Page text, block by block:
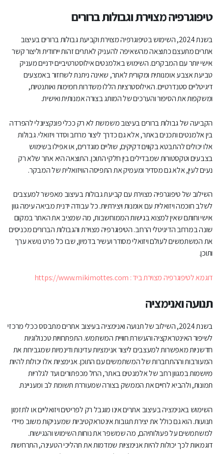
טיפוגרפיה מצוירת וגבולות ברורים
בשנת 2024, השימוש בטיפוגרפיה מצוירת וקביעת גבולות ברורים בעיצוב
אתרים מתעצם כתוצאה מהשאיפה להעניק לאתרים זהות ייחודית וליצור קשר
אישי יותר עם המבקרים. השימוש באלמנטים אילוסטרטיביים ידניים מעניק
טביעת אצבע אומנותית ומקורית לאתר, שאינה ניתנת לשחזור באמצעים
דיגיטליים סטנדרטיים. האילוסטרציות הללו משדרות חמימות ואותנטיות,
ומשקפות את הסיפור והערכים של המותג בצורה אמנותית ואישית.
הקביעה של גבולות ברורים בעיצוב משמשת לא רק ככלי פונקציונלי להפרדה
בין אלמנטים ותכנים באתר, אלא גם כדרך ליצור מרחב וסדר ויזואלי. גבולות
אלו יכולים להתבטא בקווים דקיקים, שוליים מוגדרים, או אפילו בשימוש
בצבעים וטקסטורות שמבדילים בין חלקי התוכן. התוצאה היא אתר שלא רק
נעים לעין, אלא גם מסדיר ומעמיק את התפיסה הוויזואלית של המבקר.
השילוב של טיפוגרפיה מצוירת עם קביעת גבולות בעיצוב מאפשר למעצבים
לשלב חוכמה ויזואלית עם אומנות ויצירתיות. כל עבודה ידנית מביאה עימה גוון
אישי וחותם שאין למצוא בגישות הממוחשבות, מה שמציב את האתר במקום
שונה במרחב הדיגיטלי הרחב. הטיפוגרפיה מצוירת והגבולות הברורים מכניסים
את המשתמשים לעולם ויזואלי מסודר ועשיר בדמיון, שבו כל פרט נושא ערך
ותוכן.
דוגמא לטיפוגרפיה מצוירת ביד : https://www.mikimottes.com
תנועה ואנימציה
בשנת 2024, השילוב של תנועה ואנימציה בעיצוב אתרים מתבסס ככלי מרכזי
לשיפור האינטראקציה והעשרת חוויית המשתמש. התפתחויות טכנולוגיות
חדשניות מאפשרות למעצבים ליצור אנימציות עדינות ודינמיות שמגבירות את
המעורבות וההתחברות של המשתמשים עם התוכן. אנימציות אלו יכולות להיות
מיושמות במגוון רחב של אלמנטים באתר, החל מכפתורים ועד לגלריות
תמונות, ולהביא לחיים את הממשק בצורה שמעוררת תשומת לב ומעניינת.
השימוש באנימציה בעיצוב אתרים אינו מוגבל רק לפריטים ויזואליים או לתזמון
תנועות. הוא גם כולל את יצירת תגובות אינטראקטיביות שמעניקות משוב מיידי
למשתמשים על פעולותיהם, מה שמשפר את נוחות השימוש והנגישות.
דוגמאות לכך יכולות להיות אנימציות שמדמות את תהליכי הטעינה, התרחשות